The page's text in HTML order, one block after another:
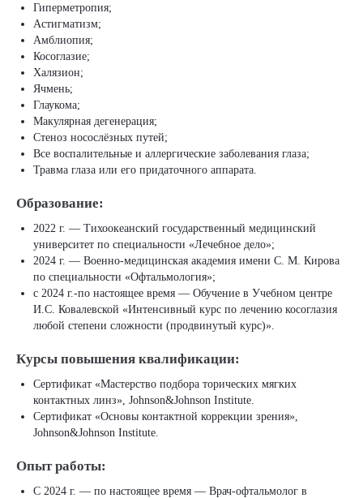
Гиперметропия;
Астигматизм;
Амблиопия;
Косоглазие;
Халязион;
Ячмень;
Глаукома;
Макулярная дегенерация;
Стеноз носослёзных путей;
Все воспалительные и аллергические заболевания глаза;
Травма глаза или его придаточного аппарата.
Образование:
2022 г. — Тихоокеанский государственный медицинский
университет по специальности «Лечебное дело»;
2024 г. — Военно-медицинская академия имени С. М. Кирова
по специальности «Офтальмология»;
с 2024 г.-по настоящее время — Обучение в Учебном центре
И.С. Ковалевской «Интенсивный курс по лечению косоглазия
любой степени сложности (продвинутый курс)».
Курсы повышения квалификации:
Сертификат «Мастерство подбора торических мягких
контактных линз», Johnson&Johnson Institute.
Сертификат «Основы контактной коррекции зрения»,
Johnson&Johnson Institute.
Опыт работы:
С 2024 г. — по настоящее время — Врач-офтальмолог в